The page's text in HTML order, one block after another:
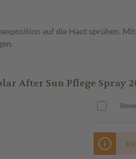
auf die Haut sprühen.
After Sun Pflege Spray